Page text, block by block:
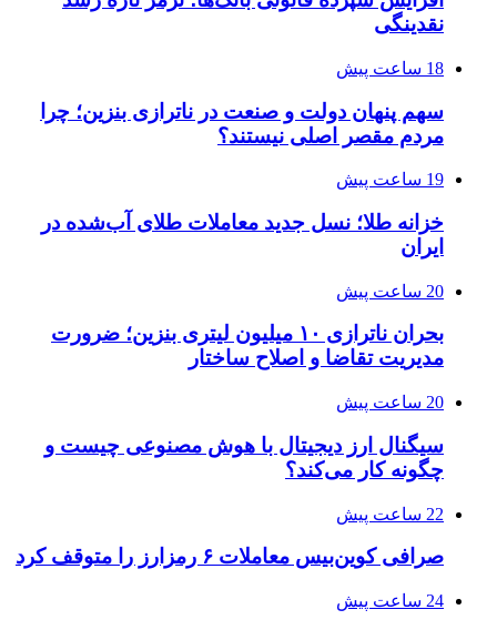
نقدینگی
18 ساعت پیش
سهم پنهان دولت و صنعت در ناترازی بنزین؛ چرا
مردم مقصر اصلی نیستند؟
19 ساعت پیش
خزانه طلا؛ نسل جدید معاملات طلای آب‌شده در
ایران
20 ساعت پیش
بحران ناترازی ۱۰ میلیون لیتری بنزین؛ ضرورت
مدیریت تقاضا و اصلاح ساختار
20 ساعت پیش
سیگنال ارز دیجیتال با هوش مصنوعی چیست و
چگونه کار می‌کند؟
22 ساعت پیش
صرافی کوین‌بیس معاملات ۶ رمزارز را متوقف کرد
24 ساعت پیش